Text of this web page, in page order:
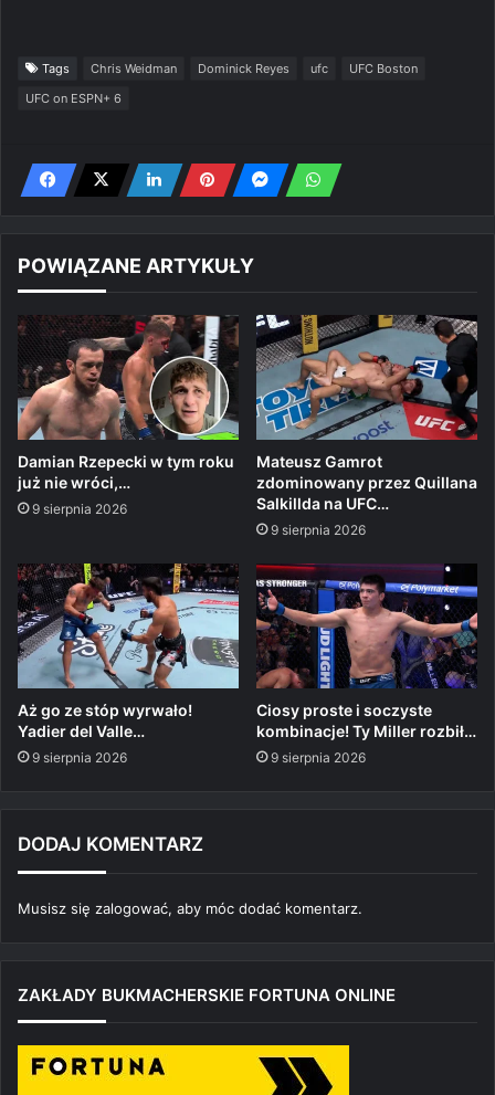
Tags Chris Weidman Dominick Reyes ufc
UFC Boston
UFC on ESPN+ 6
POWIĄZANE ARTYKUŁY
Damian Rzepecki w tym roku
już nie wróci,…
9 sierpnia 2026
Mateusz Gamrot
zdominowany przez Quillana
Salkillda na UFC…
9 sierpnia 2026
Aż go ze stóp wyrwało!
Yadier del Valle…
9 sierpnia 2026
Ciosy proste i soczyste
kombinacje! Ty Miller rozbił…
9 sierpnia 2026
DODAJ KOMENTARZ
Musisz się zalogować, aby móc dodać komentarz.
ZAKŁADY BUKMACHERSKIE FORTUNA ONLINE